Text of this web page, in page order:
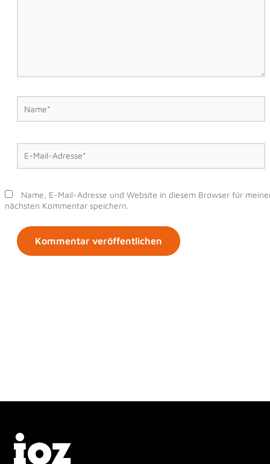
Name*
E-
Mail-
Adresse*
Name, E-Mail-Adresse und Website in diesem Browser für
nächsten Kommentar speichern.